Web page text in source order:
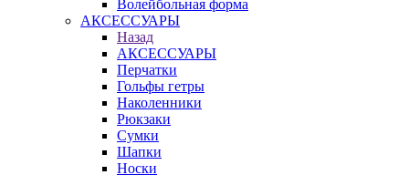
Волейбольная форма
АКСЕССУАРЫ
Назад
АКСЕССУАРЫ
Перчатки
Гольфы гетры
Наколенники
Рюкзаки
Сумки
Шапки
Носки